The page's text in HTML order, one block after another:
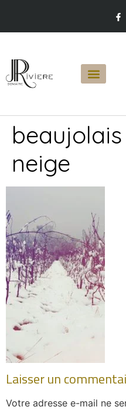
neige
Laisser un
Votre adresse e-mail ne